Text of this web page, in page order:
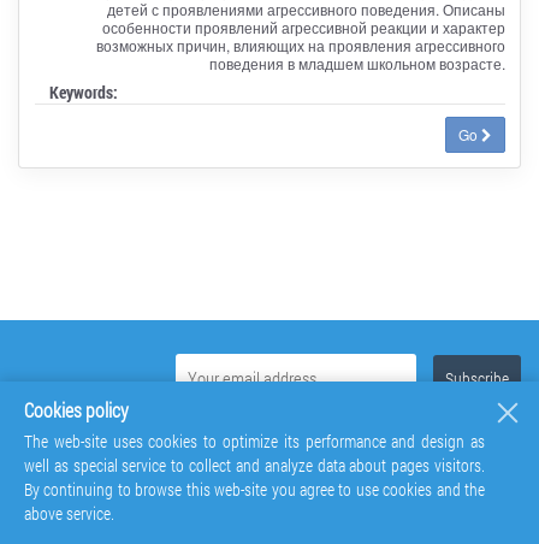
детей с проявлениями агрессивного поведения. Описаны
особенности проявлений агрессивной реакции и характер
возможных причин, влияющих на проявления агрессивного
поведения в младшем школьном возрасте.
Keywords:
Go
Cookies policy
The web-site uses cookies to optimize its performance and design as
well as special service to collect and analyze data about pages visitors.
By continuing to browse this web-site you agree to use cookies and the
above service.